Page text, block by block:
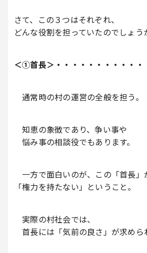
さて、この３つはそれぞれ、
どんな役割を担っていたのでしょう
＜①首長＞・・・・・・・・・・・
通常時の村の運営の全般を担う。
知恵の象徴であり、争い事や
悩み事の相談役でもあります。
一方で面白いのが、この「首長」
「権力を持たない」ということ。
実際の村社会では、
首長には「気前の良さ」が求めら